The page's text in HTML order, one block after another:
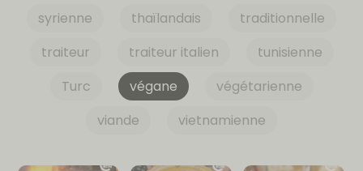
syrienne
thaïlandais
traditionnelle
traiteur
traiteur italien
tunisienne
Turc
végane
végétarienne
viande
vietnamienne